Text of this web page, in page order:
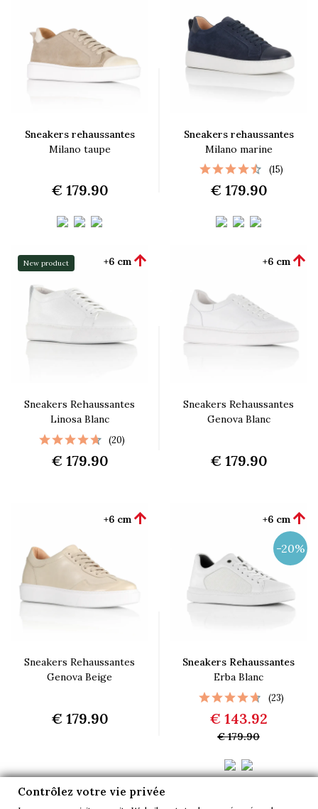
Sneakers rehaussantes
Milano taupe
€ 179.90
Sneakers rehaussantes
Milano marine
(15)
€ 179.90
New product
Sneakers Rehaussantes
Linosa Blanc
+6 cm 
(20)
€ 179.90
Sneakers Rehaussantes
Genova Blanc
+6 cm 
€ 179.90
Sneakers Rehaussantes
Genova Beige
+6 cm 
€ 179.90
Sneakers Rehaussantes
Erba Blanc
+6 cm 
(23)
€ 143.92
€ 179.90
-20%
+6 cm  +5 cm
Contrôlez votre vie privée